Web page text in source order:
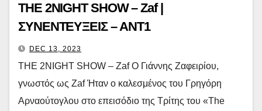
THE 2NIGHT SHOW – Zaf |
ΣΥΝΕΝΤΕΥΞΕΙΣ – ANT1
DEC 13, 2023
THE 2NIGHT SHOW – Zaf Ο Γιάννης Ζαφειρίου,
γνωστός ως Zaf Ήταν ο καλεσμένος του Γρηγόρη
Αρναούτογλου στο επεισόδιο της Τρίτης του «The